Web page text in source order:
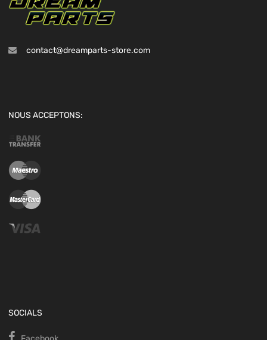
contact@dreamparts-store.com
NOUS ACCEPTONS:
SOCIALS